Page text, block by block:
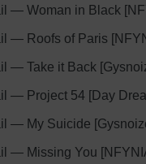
— Woman in Black
— Roofs of Paris
— Take it Back
— Project 54 [Day
— My Suicide
— Missing You